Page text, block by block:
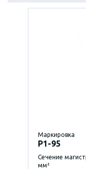
Маркировка
P1-95
Сечение
мм²